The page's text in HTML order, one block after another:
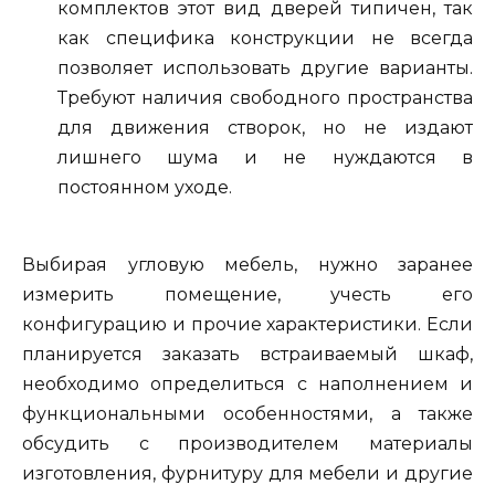
комплектов этот вид дверей типичен, так
как специфика конструкции не всегда
позволяет использовать другие варианты.
Требуют наличия свободного пространства
для движения створок, но не издают
лишнего шума и не нуждаются в
постоянном уходе.
Выбирая угловую мебель, нужно заранее
измерить помещение, учесть его
конфигурацию и прочие характеристики. Если
планируется заказать встраиваемый шкаф,
необходимо определиться с наполнением и
функциональными особенностями, а также
обсудить с производителем материалы
изготовления, фурнитуру для мебели и другие